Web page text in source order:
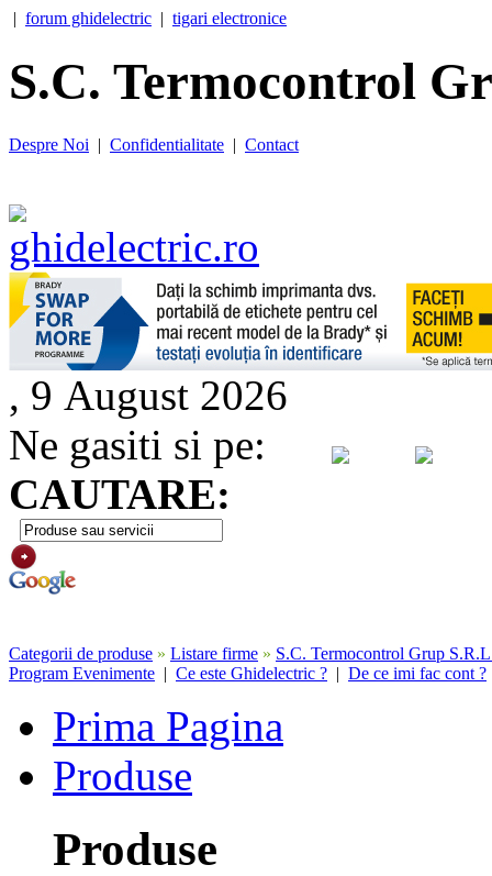
| forum ghidelectric | tigari electronice
S.C. Termocontrol
Despre Noi | Confidentialitate | Contact
, 9 August 2026
Ne gasiti si pe:
CAUTARE:
Categorii de produse » Listare firme » S.C. Termocontrol Grup
Program Evenimente | Ce este Ghidelectric ? | De ce imi fac cont ?
Prima Pagina
Produse
Produse